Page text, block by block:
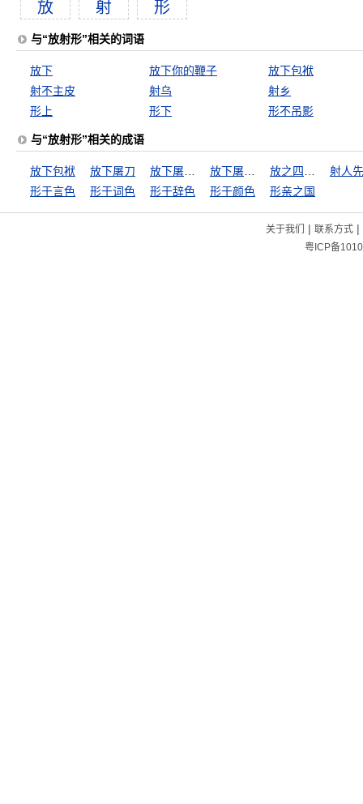
放 射 形
与“放射形”相关的词语
放下 放下你的鞭子
放下包袱
射不主皮
射乌
射乡
形上
形下 形不吊影
与“放射形”相关的成语
放下包袱 放下屠刀
形于言色
形于词色 形于辞色 形于颜色 形亲之国
关于我们 | 联系方式|
粤ICP备